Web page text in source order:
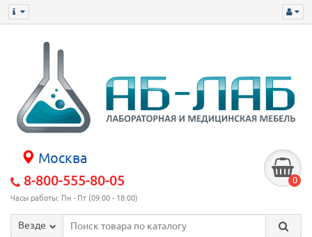
Москва
8-800-555-80-05
Часы работы: Пн - Пт (09:00 - 18:00)
0
Везде